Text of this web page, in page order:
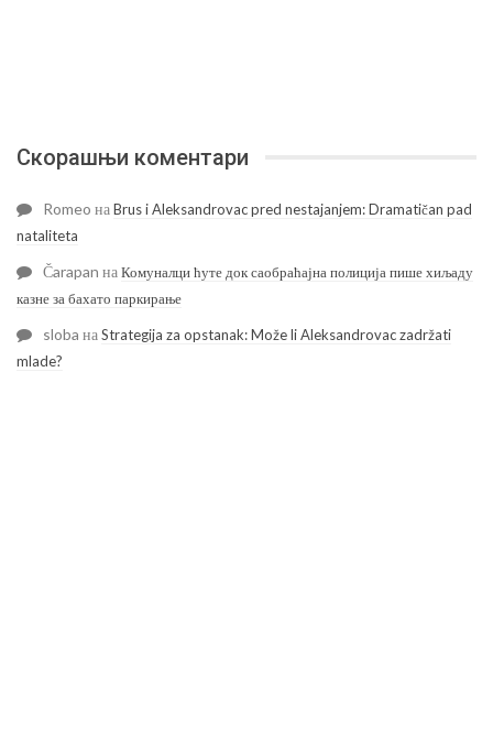
Скорашњи коментари
Romeo наBrus i Aleksandrovac pred nestajanjem: Dramatičan pad
nataliteta
Čarapan наКомуналци ћуте док саобраћајна полиција пише хиљаду
казне за бахато паркирање
sloba наStrategija za opstanak: Može li Aleksandrovac zadržati
mlade?